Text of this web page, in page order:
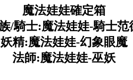
魔法娃娃確定箱
/騎士:魔法娃娃-騎士范
妖精:魔法娃娃-幻象眼魔
法師:魔法娃娃-巫妖